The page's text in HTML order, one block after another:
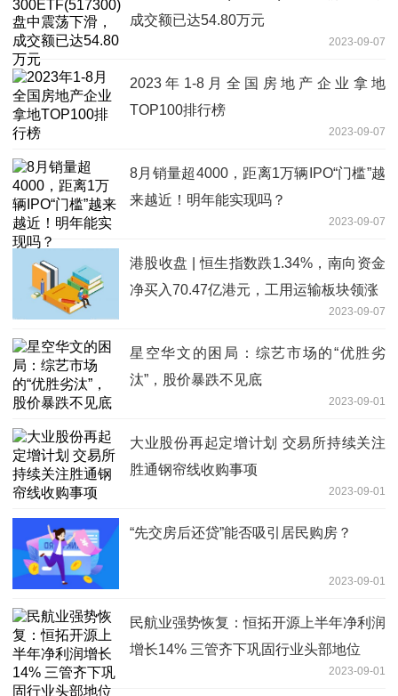
成交额已达54.80万元
2023-09-07
2023年1-8月全国房地产企业拿地
TOP100排行榜
2023-09-07
8月销量超4000，距离1万辆IPO“门槛”越
来越近！明年能实现吗？
2023-09-07
港股收盘 | 恒生指数跌1.34%，南向资金
净买入70.47亿港元，工用运输板块领涨
2023-09-07
星空华文的困局：综艺市场的“优胜劣
汰”，股价暴跌不见底
2023-09-01
大业股份再起定增计划 交易所持续关注
胜通钢帘线收购事项
2023-09-01
“先交房后还贷”能否吸引居民购房？
2023-09-01
民航业强势恢复：恒拓开源上半年净利润
增长14% 三管齐下巩固行业头部地位
2023-09-01